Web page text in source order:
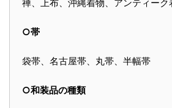
禅、上布、沖縄着物、アンティーク
○帯
袋帯、名古屋帯、丸帯、半幅帯
○和装品の種類